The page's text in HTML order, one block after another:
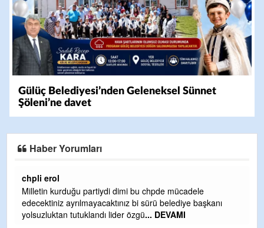
Gülüç Belediyesi’nden Geleneksel Sünnet
Şöleni’ne davet
Haber Yorumları
Ereğlili
Ereğli Futbol Kulübünü Erdemir'i özelleştirenler düşünsün
ve sahip çıksınlar. Erdemir özelleştirilmeseydi sponsor
olurdu ve para probl... DEVAMI